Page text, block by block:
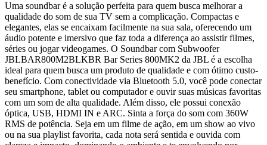
Uma soundbar é a solução perfeita para quem busca melhorar a
qualidade do som de sua TV sem a complicação. Compactas e
elegantes, elas se encaixam facilmente na sua sala, oferecendo um
áudio potente e imersivo que faz toda a diferença ao assistir filmes,
séries ou jogar videogames. O Soundbar com Subwoofer
JBLBAR800M2BLKBR Bar Series 800MK2 da JBL é a escolha
ideal para quem busca um produto de qualidade e com ótimo custo-
benefício. Com conectividade via Bluetooth 5.0, você pode conectar
seu smartphone, tablet ou computador e ouvir suas músicas favoritas
com um som de alta qualidade. Além disso, ele possui conexão
óptica, USB, HDMI IN e ARC. Sinta a força do som com 360W
RMS de potência. Seja em um filme de ação, em um show ao vivo
ou na sua playlist favorita, cada nota será sentida e ouvida com